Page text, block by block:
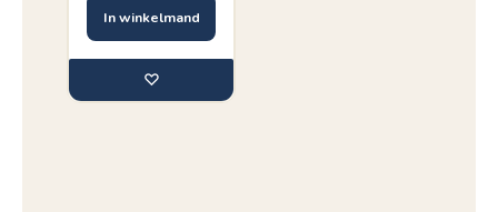
In winkelmand
♡